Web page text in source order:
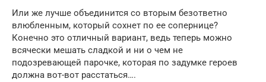
Или же лучше объединится со вторым безответно
влюбленным, который сохнет по ее сопернице?
Конечно это отличный вариант, ведь теперь можно
всячески мешать сладкой и ни о чем не
подозревающей парочке, которая по задумке героев
должна вот-вот расстаться….